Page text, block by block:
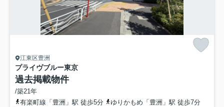
江東区豊洲
プライヴブルー東京
過去掲載物件
/築21年
有楽町線「豊洲」駅 徒歩5分
ゆりかもめ「豊洲」駅 徒歩7分